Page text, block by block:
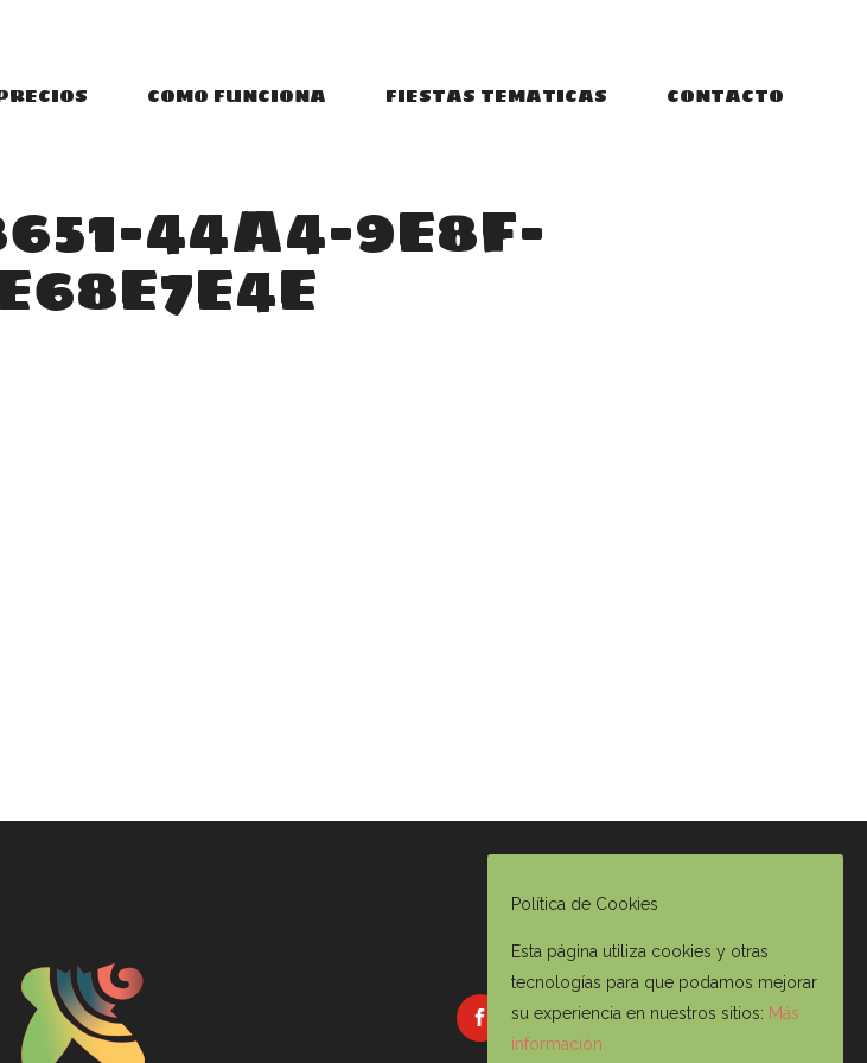
COMO FUNCIONA FIESTAS TEMATICAS CONTACTO
44A4-9E8F-
Política de Cookies
Esta página utiliza cookies y otras
tecnologías para que podamos mejorar
su experiencia en nuestros sitios: Más
información.